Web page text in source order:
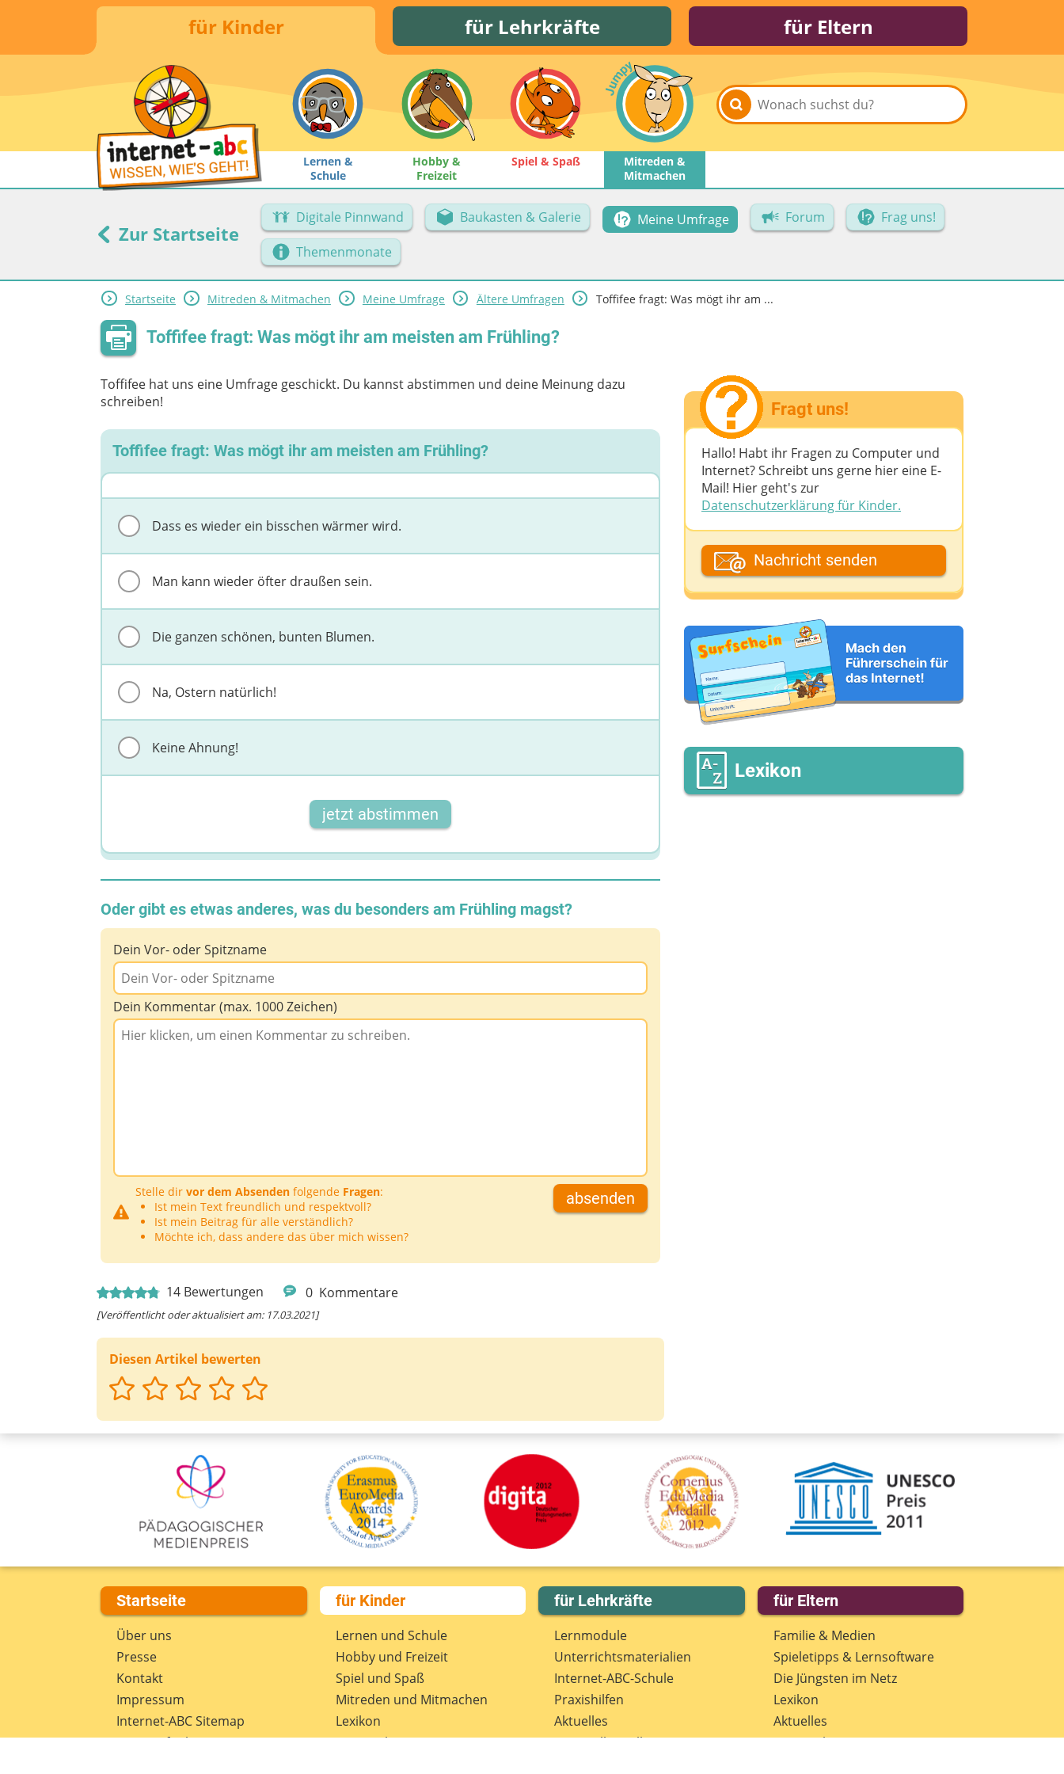
für Kinder für Lehrkräfte für Eltern
Lernen &
Schule
Hobby &
Freizeit
Spiel & Spaß
Mitreden &
Mitmachen
Zur Startseite
Digitale Pinnwand Baukasten & Galerie Meine Umfrage Forum
Frag uns!
Themenmonate
Startseite Mitreden & Mitmachen Meine Umfrage Ältere Umfragen Toffifee fragt: Was mögt ihr am ...
Toffifee fragt: Was mögt ihr am meisten am Frühling?
Toffifee hat uns eine Umfrage geschickt. Du kannst abstimmen und deine Meinung dazu
schreiben!
Toffifee fragt: Was mögt ihr am meisten am Frühling?
Dass es wieder ein bisschen wärmer wird.
Man kann wieder öfter draußen sein.
Die ganzen schönen, bunten Blumen.
Na, Ostern natürlich!
Keine Ahnung!
jetzt abstimmen
Oder gibt es etwas anderes, was du besonders am Frühling magst?
Dein Vor- oder Spitzname
Dein Kommentar (max. 1000 Zeichen)
Stelle dir vor dem Absenden folgende Fragen:
Ist mein Text freundlich und respektvoll?
Ist mein Beitrag für alle verständlich?
Möchte ich, dass andere das über mich wissen?
absenden
14 Bewertungen 0 Kommentare
[Veröffentlicht oder aktualisiert am: 17.03.2021]
Diesen Artikel bewerten
Fragt uns!
Hallo! Habt ihr Fragen zu Computer und
Internet? Schreibt uns gerne hier eine E-
Mail! Hier geht's zur
Datenschutzerklärung für Kinder.
Dein Fantasiename
Deine E-Mail-Adresse (wenn du eine
Antwort möchtest)
Deine Nachricht
Nachricht senden
Lexikon
Startseite
Über uns
Presse
Kontakt
Impressum
Internet-ABC Sitemap
Barrierefreiheit
für Kinder
Lernen und Schule
Hobby und Freizeit
Spiel und Spaß
Mitreden und Mitmachen
Lexikon
Datenschutz
für Lehrkräfte
Lernmodule
Unterrichts­materialien
Internet-ABC-Schule
Praxishilfen
Aktuelles
Materialbestellung
für Eltern
Familie & Medien
Spieletipps & Lernsoftware
Die Jüngsten im Netz
Lexikon
Aktuelles
Datenschutz